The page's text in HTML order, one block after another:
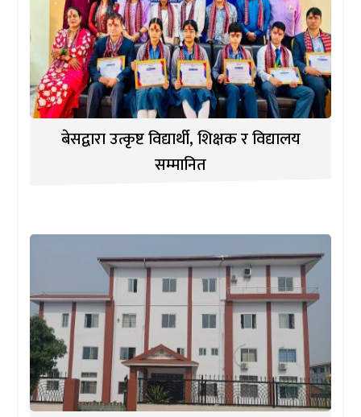
बेसद्वारा उत्कृष्ट विद्यार्थी, शिक्षक र विद्यालय
सम्मानित